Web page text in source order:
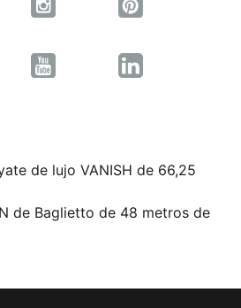
de lujo VANISH de 66,25
de Baglietto de 48 metros de